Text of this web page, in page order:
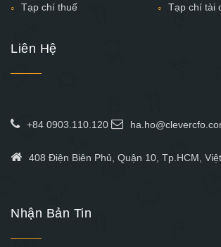
Tạp chí thuế
Tạp chí tài
Liên Hệ
+84 0903.110.120
408 Điện Biên Phủ, Quận 10, Tp.HCM, Việt
Nhận Bản Tin